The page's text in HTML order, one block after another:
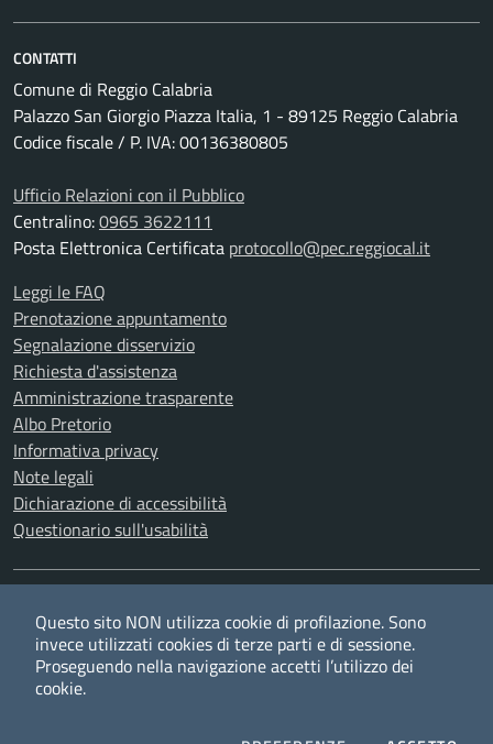
CONTATTI
Comune di Reggio Calabria
Palazzo San Giorgio Piazza Italia, 1 - 89125 Reggio Calabria
Codice fiscale / P. IVA: 00136380805
Ufficio Relazioni con il Pubblico
Centralino:0965 3622111
Posta Elettronica Certificata protocollo@pec.reggiocal.it
Leggi le FAQ
Prenotazione appuntamento
Segnalazione disservizio
Richiesta d'assistenza
Amministrazione trasparente
Albo Pretorio
Informativa privacy
Note legali
Dichiarazione di accessibilità
Questionario sull'usabilità
TwitterFacebookYouTubeRSS
Questo sito NON utilizza cookie di profilazione. Sono
invece utilizzati cookies di terze parti e di sessione.
Proseguendo nella navigazione accetti l’utilizzo dei
cookie.